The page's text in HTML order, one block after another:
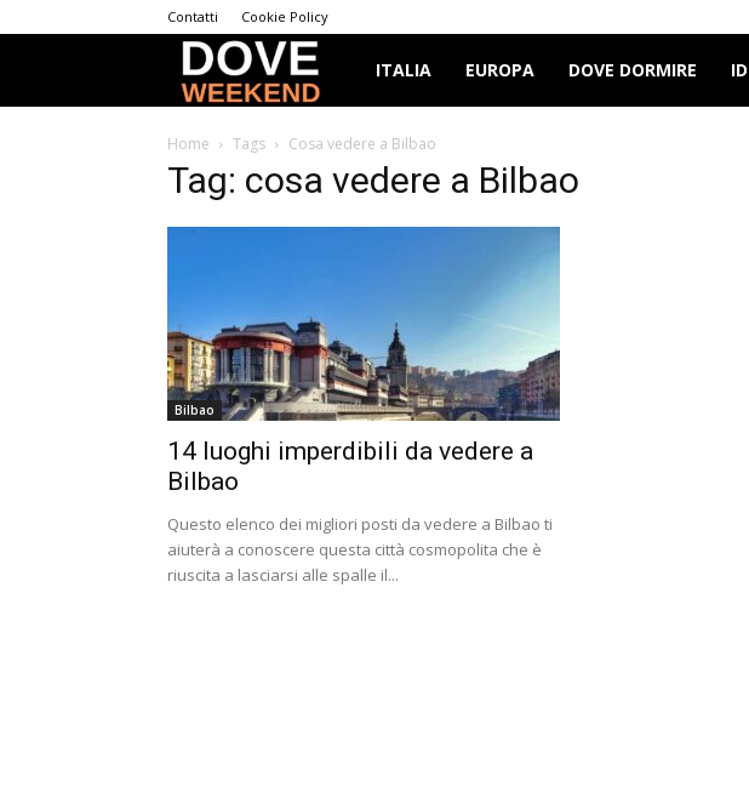
Contatti Cookie Policy
Dove
Weekend
ITALIA EUROPA DOVE DORMIRE
Home Tags Cosa vedere a Bilbao
Tag: cosa vedere a Bilbao
Bilbao
14 luoghi imperdibili da vedere a
Bilbao
Questo elenco dei migliori posti da vedere a Bilbao ti
aiuterà a conoscere questa città cosmopolita che è
riuscita a lasciarsi alle spalle il...